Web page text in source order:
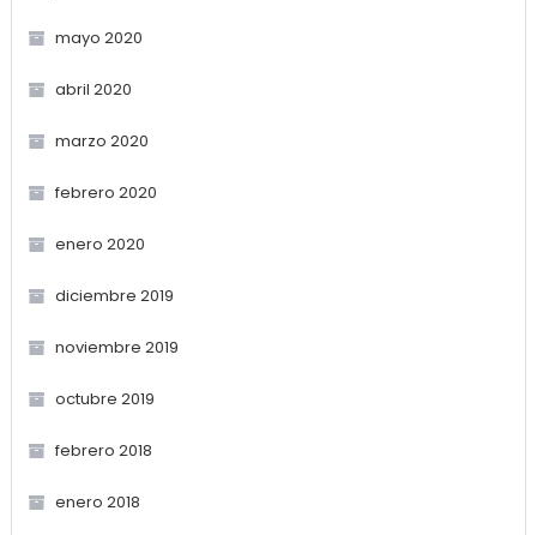
mayo 2020
abril 2020
marzo 2020
febrero 2020
enero 2020
diciembre 2019
noviembre 2019
octubre 2019
febrero 2018
enero 2018